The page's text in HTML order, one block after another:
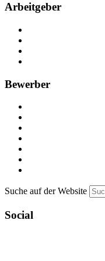
Arbeitgeber
Bewerber
Suche auf der Website
Social